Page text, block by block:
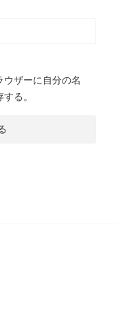
ウザーに自分の名
る。